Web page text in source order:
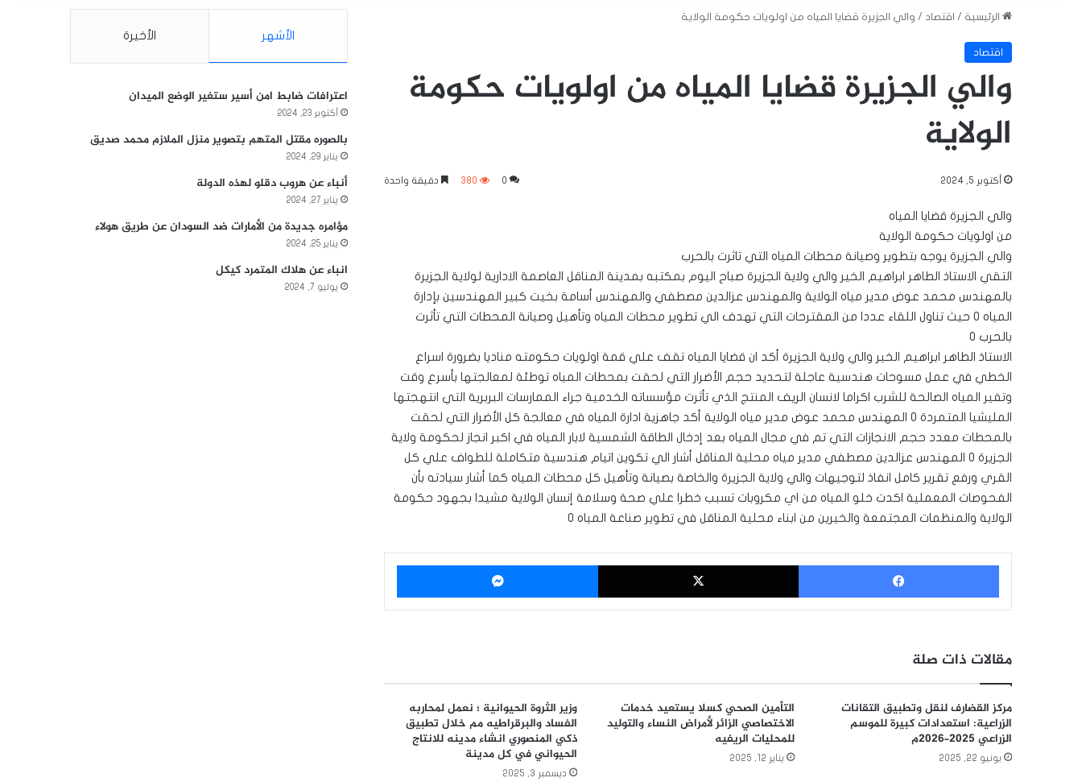
الرئيسية / اقتصاد / والي الجزيرة قضايا المياه من اولويات حكومة الولاية
اقتصاد
والي الجزيرة قضايا المياه من اولويات حكومة
الولاية
أكتوبر 5, 2024 0
380 دقيقة واحدة
والي الجزيرة قضايا المياه
من اولويات حكومة الولاية
والي الجزيرة يوجه بتطوير وصيانة محطات المياه التي تاثرت بالحرب
التقي الاستاذ الطاهر ابراهيم الخير والي ولاية الجزيرة صباح اليوم بمكتبه بمدينة المناقل العاصمة الادارية لولاية الجزيرة
بالمهندس محمد عوض مدير مياه الولاية والمهندس عزالدين مصطفي والمهندس أسامة بخيت كبير المهندسين بإدارة
المياه ٠ حيث تناول اللقاء عددا من المقترحات التي تهدف الي تطوير محطات المياه وتأهيل وصيانة المحطات التي تأثرت
بالحرب ٠
الاستاذ الطاهر ابراهيم الخير والي ولاية الجزيرة أكد ان قضايا المياه تقف علي قمة اولويات حكومته مناديا بضرورة اسراع
الخطي في عمل مسوحات هندسية عاجلة لتحديد حجم الأضرار التي لحقت بمحطات المياه توطئة لمعالجتها بأسرع وقت
وتفير المياه الصالحة للشرب اكراما لانسان الريف المنتج الذي تأثرت مؤسساته الخدمية جراء الممارسات البربرية التي انتهجتها
المليشيا المتمردة ٠ المهندس محمد عوض مدير مياه الولاية أكد جاهزية ادارة المياه في معالجة كل الأضرار التي لحقت
بالمحطات معدد حجم الانجازات التي تم في مجال المياه بعد إدخال الطاقة الشمسية لابار المياه في اكبر انجاز لحكومة ولاية
الجزيرة ٠ المهندس عزالدين مصطفي مدير مياه محلية المناقل أشار الي تكوين اتيام هندسية متكاملة للطواف علي كل
القري ورفع تقرير كامل انفاذ لتوجيهات والي ولاية الجزيرة والخاصة بصيانة وتأهيل كل محطات المياه كما أشار سيادته بأن
الفحوصات المعملية اكدت خلو المياه من اي مكروبات تسبب خطرا علي صحة وسلامة إنسان الولاية مشيدا بجهود حكومة
الولاية والمنظمات المجتمعة والخيرين من ابناء محلية المناقل في تطوير صناعة المياه ٠
فيسبوك ‫X
مقالات ذات صلة
مركز القضارف لنقل وتطبيق التقانات
الزراعية: استعدادات كبيرة للموسم
الزراعي 2025-2026م
يونيو 22, 2025
التأمين الصحي كسلا يستعيد خدمات
الاختصاصي الزائر لأمراض النساء والتوليد
للمحليات الريفيه
يناير 12, 2025
وزير الثروة الحيوانية ؛ نعمل لمحاربه
الفساد والبرقراطيه مم خلال تطبيق
ذكي المنصوري انشاء مدينه للانتاج
الحيواني في كل مدينة
ديسمبر 3, 2025
الأشهر الأخيرة
اعترافات ضابط امن أسير ستغير الوضع الميدان
أكتوبر 23, 2024
بالصوره مقتل المتهم بتصوير منزل الملازم محمد صديق
يناير 29, 2024
أنباء عن هروب دقلو لهذه الدولة
يناير 27, 2024
مؤامره جديدة من الأمارات ضد السودان عن طريق هولاء
يناير 25, 2024
انباء عن هلاك المتمرد كيكل
يوليو 7, 2024